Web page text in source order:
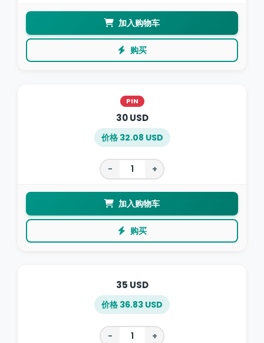
加入购物车
购买
PIN
30 USD
价格 32.08 USD
− +
加入购物车
购买
35 USD
价格 36.83 USD
− +